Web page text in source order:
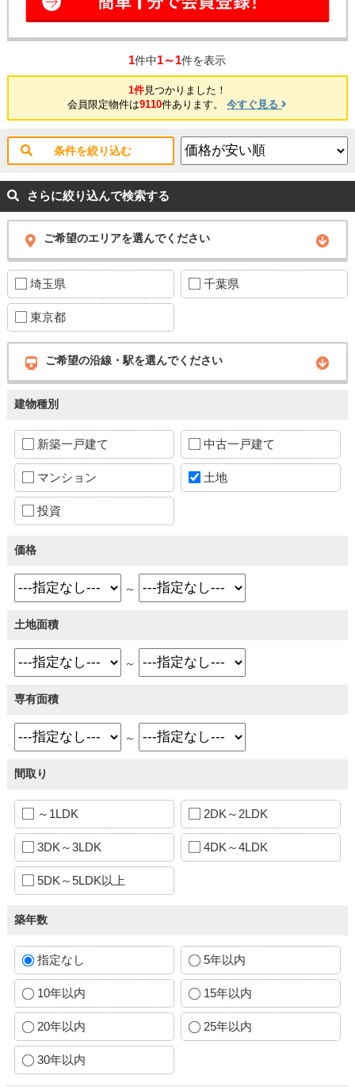
1件中1～1件を表示
1件見つかりました！
会員限定物件は9110件あります。今すぐ見る
条件を絞り込む
さらに絞り込んで検索する
ご希望のエリアを選んでください
埼玉県 千葉県
東京都
ご希望の沿線・駅を選んでください
建物種別
新築一戸建て 中古一戸建て
マンション 土地
投資
価格
～
土地面積
～
専有面積
～
間取り
～1LDK 2DK～2LDK
3DK～3LDK 4DK～4LDK
5DK～5LDK以上
築年数
指定なし 5年以内
10年以内 15年以内
20年以内 25年以内
30年以内